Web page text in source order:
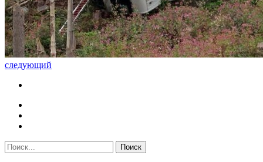
следующий